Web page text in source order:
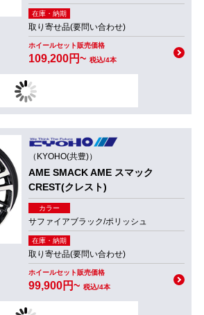
在庫・納期
取り寄せ品(要問い合わせ)
ホイールセット販売価格
109,200円~ 税込/4本
（KYOHO(共豊)）
AME SMACK AME スマック
CREST(クレスト)
カラー
サファイアブラック/ポリッシュ
在庫・納期
取り寄せ品(要問い合わせ)
ホイールセット販売価格
99,900円~ 税込/4本